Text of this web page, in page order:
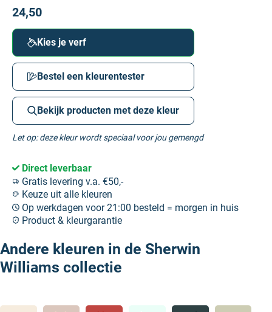
24,50
Kies je verf
Bestel een kleurentester
Bekijk producten met deze kleur
Let op: deze kleur wordt speciaal voor jou gemengd
Direct leverbaar
Gratis levering v.a. €50,-
Keuze uit alle kleuren
Op werkdagen voor 21:00 besteld = morgen in huis
Product & kleurgarantie
Andere kleuren in de Sherwin
Williams collectie